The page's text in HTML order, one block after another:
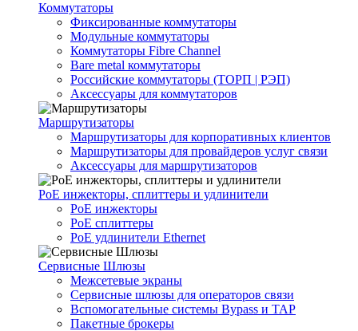
Коммутаторы
Фиксированные коммутаторы
Модульные коммутаторы
Коммутаторы Fibre Channel
Bare metal коммутаторы
Российские коммутаторы (ТОРП | РЭП)
Аксессуары для коммутаторов
Маршрутизаторы
Маршрутизаторы для корпоративных клиентов
Маршрутизаторы для провайдеров услуг связи
Аксессуары для маршрутизаторов
PoE инжекторы, сплиттеры и удлинители
PoE инжекторы
PoE сплиттеры
PoE удлинители Ethernet
Сервисные Шлюзы
Межсетевые экраны
Сервисные шлюзы для операторов связи
Вспомогательные системы Bypass и TAP
Пакетные брокеры